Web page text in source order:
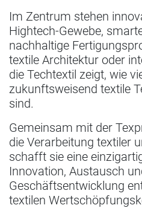
Im Zentrum stehen
Hightech-Gewebe,
nachhaltige
textile Architektur oder
die Techtextil zeigt, wie
zukunftsweisend textile
sind.
Gemeinsam mit der
die Verarbeitung textiler
schafft sie eine
Innovation, Austausch
Geschäftsentwicklung
textilen